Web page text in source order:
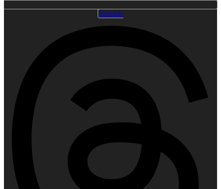
Threads